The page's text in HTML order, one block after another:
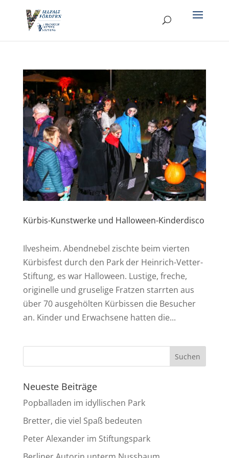
Kürbis-Kunstwerke und Halloween-Kinderdisco
Ilvesheim. Abendnebel zischte beim vierten
Kürbisfest durch den Park der Heinrich-Vetter-
Stiftung, es war Halloween. Lustige, freche,
originelle und gruselige Fratzen starrten aus
über 70 ausgehölten Kürbissen die Besucher
an. Kinder und Erwachsene hatten die...
Neueste Beiträge
Popballaden im idyllischen Park
Bretter, die viel Spaß bedeuten
Peter Alexander im Stiftungspark